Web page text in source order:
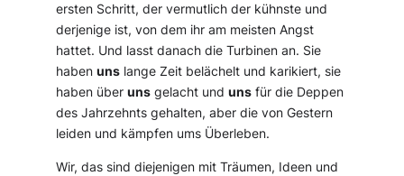
ersten Schritt, der vermutlich der kühnste und
derjenige ist, von dem ihr am meisten Angst
hattet. Und lasst danach die Turbinen an. Sie
habenuns lange Zeit belächelt und karikiert, sie
haben überuns gelacht unduns für die Deppen
des Jahrzehnts gehalten, aber die von Gestern
leiden und kämpfen ums Überleben.
Wir, das sind diejenigen mit Träumen, Ideen und